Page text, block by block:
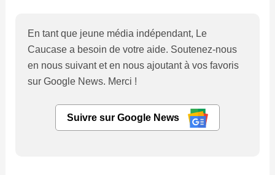
En tant que jeune média indépendant, Le
Caucase a besoin de votre aide. Soutenez-nous
en nous suivant et en nous ajoutant à vos favoris
sur Google News. Merci !
Suivre sur Google News